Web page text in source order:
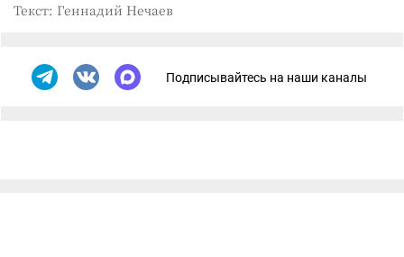
Текст: Геннадий Нечаев
Подписывайтесь на наши каналы